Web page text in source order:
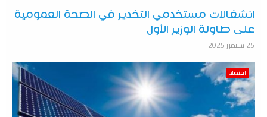
انشغالات مستخدمي التخدير في الصحة العمومية
على طاولة الوزير الأول
25 سبتمبر 2025
اقتصاد